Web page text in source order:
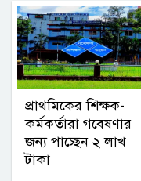
প্রাথমিকের শিক্ষক-
কর্মকর্তারা গবেষণার
জন্য পাচ্ছেন ২ লাখ
টাকা